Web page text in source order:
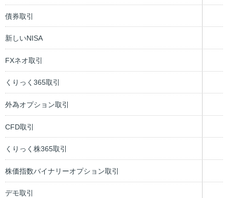
債券取引
新しいNISA
FXネオ取引
くりっく365取引
外為オプション取引
CFD取引
くりっく株365取引
株価指数バイナリーオプション取引
デモ取引